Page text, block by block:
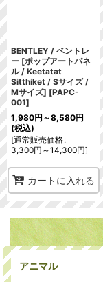
BENTLEY / ベントレ
ー [ポップアートパネ
ル / Keetatat
Sitthiket / Sサイズ /
Mサイズ] [PAPC-
001]
1,980円 ～8,580円
(税込)
[通常販売価格:
3,300円 ～14,300円]
カートに入れる
アニマル